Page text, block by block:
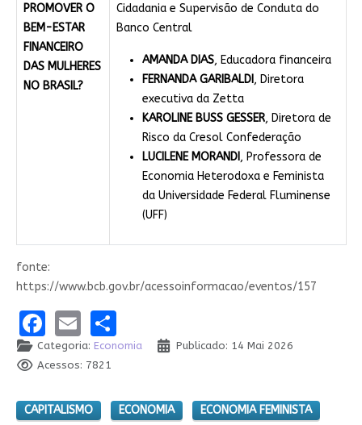
PROMOVER O
BEM-ESTAR
FINANCEIRO
DAS MULHERES
NO BRASIL?
Cidadania e Supervisão de Conduta do
Banco Central
AMANDA DIAS, Educadora financeira
FERNANDA GARIBALDI , Diretora
executiva da Zetta
KAROLINE BUSS GESSER, Diretora de
Risco da Cresol Confederação
LUCILENE MORANDI , Professora de
Economia Heterodoxa e Feminista
da Universidade Federal Fluminense
(UFF)
fonte:
https://www.bcb.gov.br/acessoinformacao/eventos/157
Facebook
EmailShare
Categoria: Economia
Publicado: 14 Mai 2026
Acessos: 7821
CAPITALISMO ECONOMIA ECONOMIA FEMINISTA